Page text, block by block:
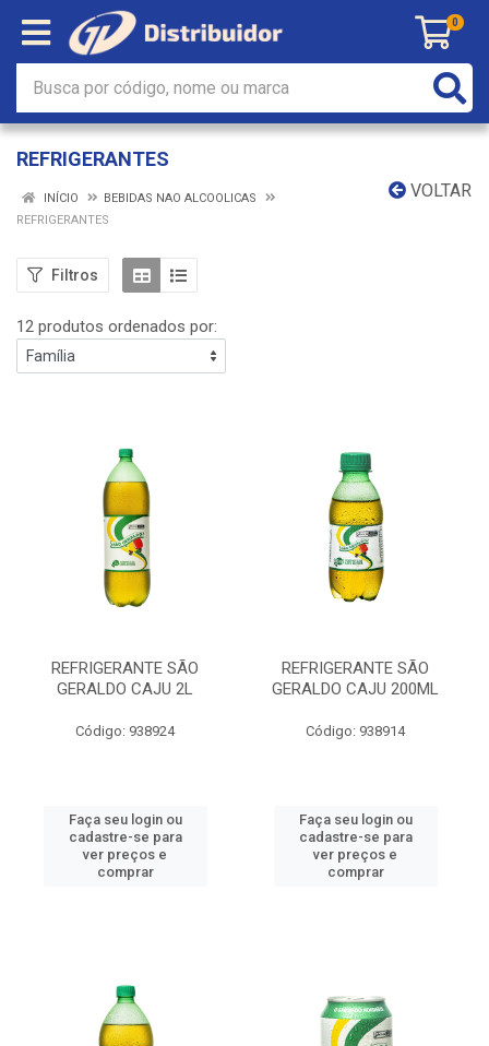
0
REFRIGERANTES
VOLTAR
INÍCIO
BEBIDAS NAO ALCOOLICAS
REFRIGERANTES
Filtros
12 produtos ordenados por:
REFRIGERANTE SÃO
GERALDO CAJU 2L
Código: 938924
Faça seu login ou
cadastre-se para
ver preços e
comprar
REFRIGERANTE SÃO
GERALDO CAJU 200ML
Código: 938914
Faça seu login ou
cadastre-se para
ver preços e
comprar